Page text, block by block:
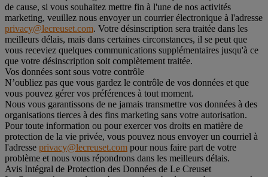
de cause, si vous souhaitez mettre fin à l'une de nos activités
marketing, veuillez nous envoyer un courrier électronique à l'adresse
privacy@lecreuset.com. Votre désinscription sera traitée dans les
meilleurs délais, mais dans certaines circonstances, il se peut que
vous receviez quelques communications supplémentaires jusqu'à ce
que votre désinscription soit complètement traitée.
Vos données sont sous votre contrôle
N’oubliez pas que vous gardez le contrôle de vos données et que
vous pouvez gérer vos préférences à tout moment.
Nous vous garantissons de ne jamais transmettre vos données à des
organisations tierces à des fins marketing sans votre autorisation.
Pour toute information ou pour exercer vos droits en matière de
protection de la vie privée, vous pouvez nous envoyer un courriel à
l'adresse privacy@lecreuset.com pour nous faire part de votre
problème et nous vous répondrons dans les meilleurs délais.
Avis Intégral de Protection des Données de Le Creuset